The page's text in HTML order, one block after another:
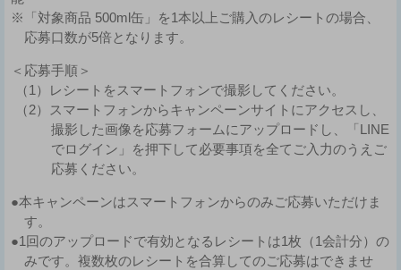
※「対象商品 500ml缶」を1本以上ご購入のレシートの場合、
応募口数が5倍となります。
＜応募手順＞
（1）レシートをスマートフォンで撮影してください。
（2）スマートフォンからキャンペーンサイトにアクセスし、
撮影した画像を応募フォームにアップロードし、「LINE
でログイン」を押下して必要事項を全てご入力のうえご
応募ください。
●本キャンペーンはスマートフォンからのみご応募いただけま
す。
●1回のアップロードで有効となるレシートは1枚（1会計分）の
みです。複数枚のレシートを合算してのご応募はできませ